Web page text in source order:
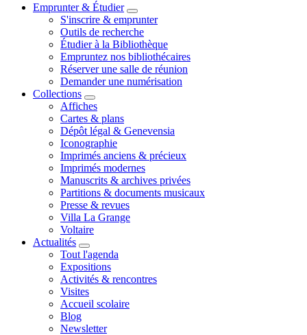
Emprunter & Étudier
S'inscrire & emprunter
Outils de recherche
Étudier à la Bibliothèque
Empruntez nos bibliothécaires
Réserver une salle de réunion
Demander une numérisation
Collections
Affiches
Cartes & plans
Dépôt légal & Genevensia
Iconographie
Imprimés anciens & précieux
Imprimés modernes
Manuscrits & archives privées
Partitions & documents musicaux
Presse & revues
Villa La Grange
Voltaire
Actualités
Tout l'agenda
Expositions
Activités & rencontres
Visites
Accueil scolaire
Blog
Newsletter